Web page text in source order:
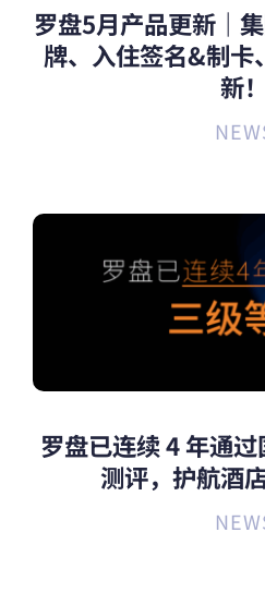
罗盘5月产品更新｜
牌、入住签名&制卡
新！
罗盘已连续 4 年通过
测评，护航酒